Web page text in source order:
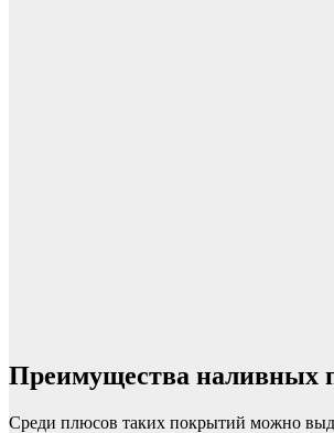
Преимущества наливных
Среди плюсов таких покрытий можно